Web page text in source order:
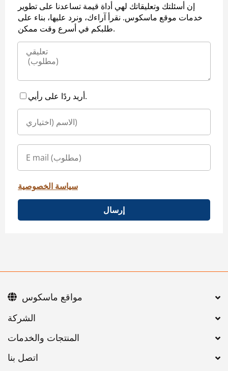
إن أسئلتك وتعليقاتك لهي أداة قيمة تساعدنا على تطوير
خدمات موقع ماسكوس. نقرأ آراءك، ونرد عليها، بناء على
طلبكم في أسرع وقت ممكن.
أريد ردًا على رأيي.
سياسة الخصوصية
إرسال
اتصل بنا
مواقع ماسكوس